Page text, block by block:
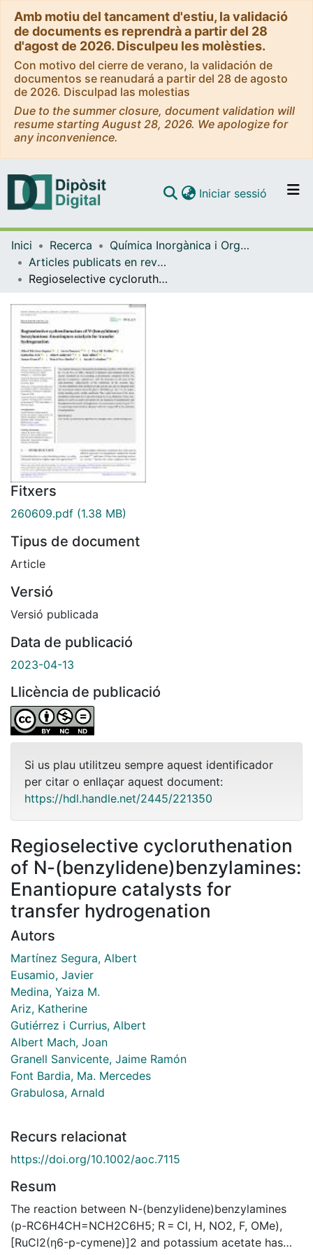
Amb motiu del tancament d'estiu, la validació
de documents es reprendrà a partir del 28
d'agost de 2026. Disculpeu les molèsties.
Con motivo del cierre de verano, la validación de
documentos se reanudará a partir del 28 de agosto
de 2026. Disculpad las molestias
Due to the summer closure, document validation will
resume starting August 28, 2026. We apologize for
any inconvenience.
Navega per tot el DD
Com publicar
Iniciar sessió (current)
Inici Recerca
Química Inorgànica i Orgànica
Articles publicats en revistes (Química Inorgànica i Orgànica)
Regioselective cycloruthenation of N-(benzylidene)benzylamines: Enantiopure catalysts for transfer hydrogenation
Fitxers
260609.pdf (1.38 MB)
Tipus de document
Article
Versió
Versió publicada
Data de publicació
2023-04-13
Llicència de publicació
Si us plau utilitzeu sempre aquest identificador
per citar o enllaçar aquest document:
https://hdl.handle.net/2445/221350
Regioselective cycloruthenation
of N-(benzylidene)benzylamines:
Enantiopure catalysts for
transfer hydrogenation
Autors
Martínez Segura, Albert
Eusamio, Javier
Medina, Yaiza M.
Ariz, Katherine
Gutiérrez i Currius, Albert
Albert Mach, Joan
Granell Sanvicente, Jaime Ramón
Font Bardia, Ma. Mercedes
Grabulosa, Arnald
Recurs relacionat
https://doi.org/10.1002/aoc.7115
Resum
The reaction between N-(benzylidene)benzylamines
(p-RC6H4CH=NCH2C6H5; R = Cl, H, NO2, F, OMe),
[RuCl2(η6-p-cymene)]2 and potassium acetate has